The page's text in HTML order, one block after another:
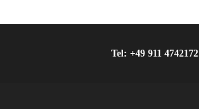
Tel: +49 911 4742172